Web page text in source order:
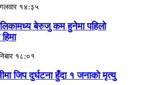
१४:३५
बेरुजु कम हुनेमा पहिलो
१८:०१
जिप दुर्घटना हुँदा १ जनाकाे मृत्यु